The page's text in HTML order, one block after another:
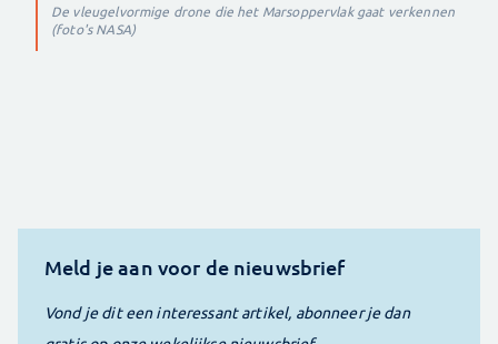
De vleugelvormige drone die het Marsoppervlak gaat verkennen
(foto's NASA)
Meld je aan voor de nieuwsbrief
Vond je dit een interessant artikel, abonneer je dan